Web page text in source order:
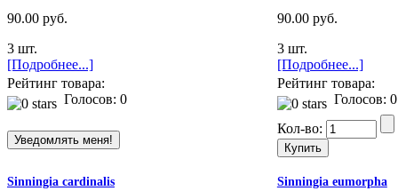
90.00 руб.
3 шт.
[Подробнее...]
Рейтинг товара:
Голосов: 0
90.00 руб.
3 шт.
[Подробнее...]
Рейтинг товара:
Голосов: 0
Кол-во:
Sinningia cardinalis Sinningia eumorpha